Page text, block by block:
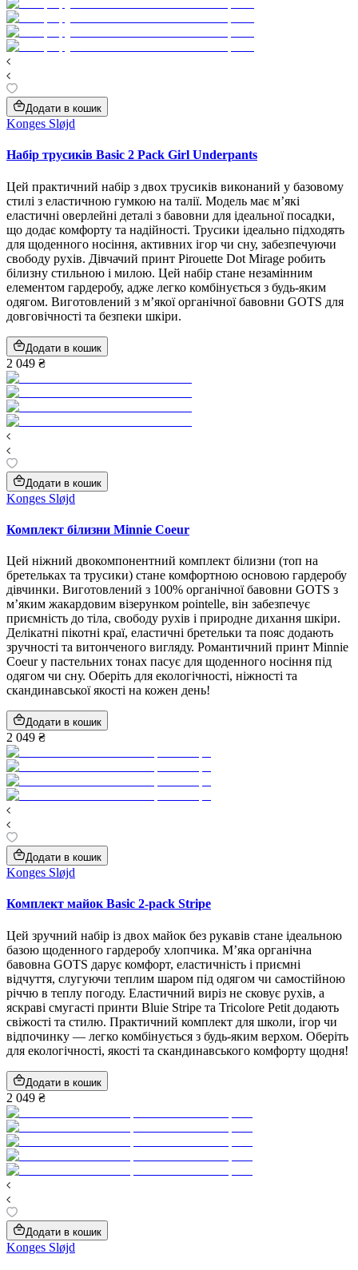
Додати в кошик
Konges Sløjd
Набір трусиків Basic 2 Pack Girl Underpants
Цей практичний набір з двох трусиків виконаний у базовому
стилі з еластичною гумкою на талії. Модель має м’які
еластичні оверлейні деталі з бавовни для ідеальної посадки,
що додає комфорту та надійності. Трусики ідеально підходять
для щоденного носіння, активних ігор чи сну, забезпечуючи
свободу рухів. Дівчачий принт Pirouette Dot Mirage робить
білизну стильною і милою. Цей набір стане незамінним
елементом гардеробу, адже легко комбінується з будь-яким
одягом. Виготовлений з м’якої органічної бавовни GOTS для
довговічності та безпеки шкіри.
Додати в кошик
2 049 ₴
Додати в кошик
Konges Sløjd
Комплект білизни Minnie Coeur
Цей ніжний двокомпонентний комплект білизни (топ на
бретельках та трусики) стане комфортною основою гардеробу
дівчинки. Виготовлений з 100% органічної бавовни GOTS з
м’яким жакардовим візерунком pointelle, він забезпечує
приємність до тіла, свободу рухів і природне дихання шкіри.
Делікатні пікотні краї, еластичні бретельки та пояс додають
зручності та витонченого вигляду. Романтичний принт Minnie
Coeur у пастельних тонах пасує для щоденного носіння під
одягом чи сну. Оберіть для екологічності, ніжності та
скандинавської якості на кожен день!
Додати в кошик
2 049 ₴
Додати в кошик
Konges Sløjd
Комплект майок Basic 2-pack Stripe
Цей зручний набір із двох майок без рукавів стане ідеальною
базою щоденного гардеробу хлопчика. М’яка органічна
бавовна GOTS дарує комфорт, еластичність і приємні
відчуття, слугуючи теплим шаром під одягом чи самостійною
річчю в теплу погоду. Еластичний виріз не сковує рухів, а
яскраві смугасті принти Bluie Stripe та Tricolore Petit додають
свіжості та стилю. Практичний комплект для школи, ігор чи
відпочинку — легко комбінується з будь-яким верхом. Оберіть
для екологічності, якості та скандинавського комфорту щодня!
Додати в кошик
2 049 ₴
Додати в кошик
Konges Sløjd